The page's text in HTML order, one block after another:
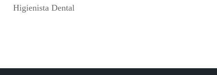
Higienista Dental